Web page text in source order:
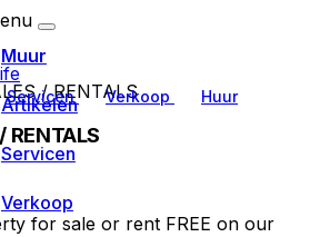
Servicen Verkoop
Huur
Muur
Artikelen
Servicen
Verkoop
/ RENTALS
RENTALS
for sale or rent FREE on our